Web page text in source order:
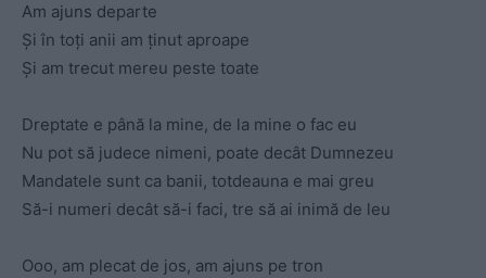
Am ajuns departe
Și în toți anii am ținut aproape
Și am trecut mereu peste toate
Dreptate e până la mine, de la mine o fac eu
Nu pot să judece nimeni, poate decât Dumnezeu
Mandatele sunt ca banii, totdeauna e mai greu
Să-i numeri decât să-i faci, tre să ai inimă de leu
Ooo, am plecat de jos, am ajuns pe tron